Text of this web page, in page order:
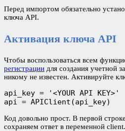
Перед импортом обязательно
ключа API.
Активация ключа API
Чтобы воспользоваться всем
регистрации для создания учетной
никому не известен. Активируйте
api_key = '<YOUR API KEY>'
api = APIClient(api_key)
Код довольно прост. В первой
сохраняем ответ в переменной client.